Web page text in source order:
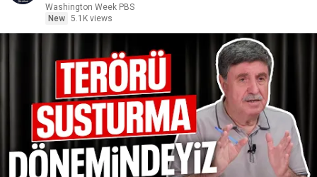
Washington Week PBS
New 5.1K views